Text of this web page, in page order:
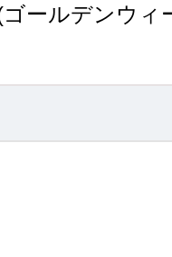
ゴールデンウィ